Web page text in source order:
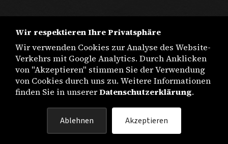
DATENSCHUTZ
Wir respektieren Ihre Privatsphäre
Wir verwenden Cookies zur Analyse des Website-
Verkehrs mit Google Analytics. Durch Anklicken
von "Akzeptieren" stimmen Sie der Verwendung
von Cookies durch uns zu. Weitere Informationen
finden Sie in unsererDatenschutzerklärung.
Ablehnen Akzeptieren